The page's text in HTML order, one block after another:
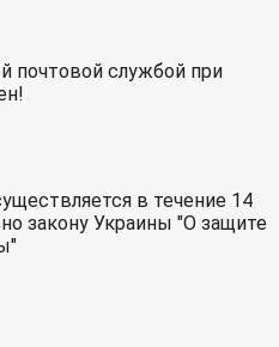
почтовой службой при
в течение 14
закону Украины "О защите